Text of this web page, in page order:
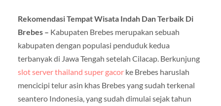
Rekomendasi Tempat Wisata Indah Dan Terbaik Di
Brebes – Kabupaten Brebes merupakan sebuah
kabupaten dengan populasi penduduk kedua
terbanyak di Jawa Tengah setelah Cilacap. Berkunjung
slot server thailand super gacorke Brebes haruslah
mencicipi telur asin khas Brebes yang sudah terkenal
seantero Indonesia, yang sudah dimulai sejak tahun